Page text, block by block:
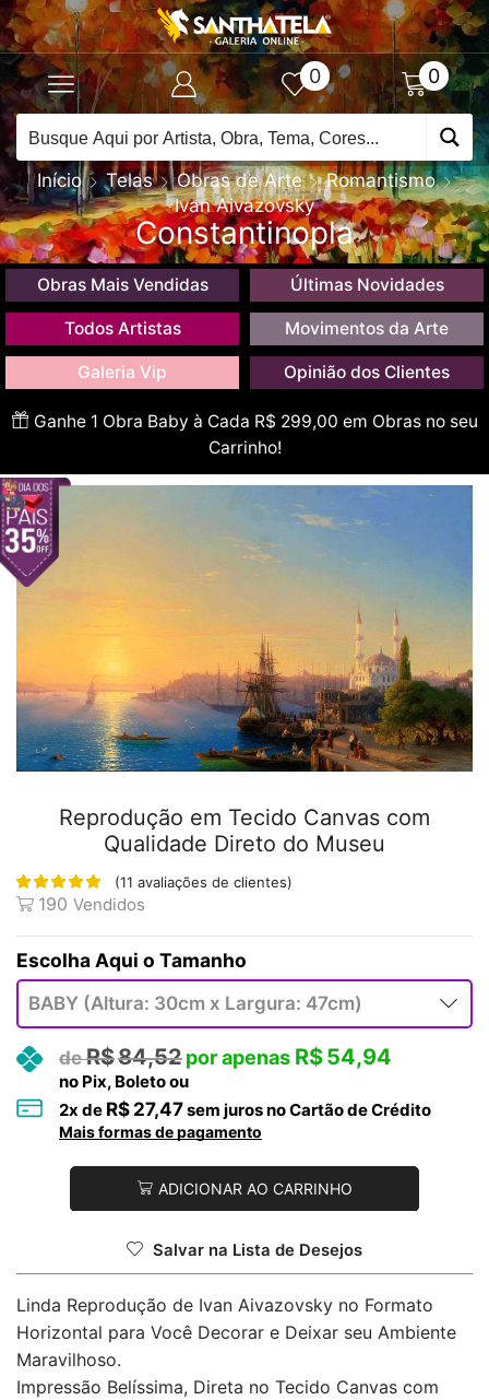
0 0
Início Telas Obras de Arte
Romantismo
Ivan Aivazovsky
Constantinopla
Obras Mais Vendidas Últimas Novidades
Todos Artistas Movimentos da Arte
Galeria Vip Opinião dos Clientes
Ganhe 1 Obra Baby à Cada R$ 299,00 em Obras no seu
Carrinho!
Reprodução em Tecido Canvas com
Qualidade Direto do Museu
(11 avaliações de clientes)
190 Vendidos
Tamanho
R$84,52 R$54,94
no Pix, Boleto ou
2x de R$ 27,47sem juros no Cartão de Crédito
Mais formas de pagamento
ADICIONAR AO CARRINHO
Salvar na Lista de Desejos
Linda Reprodução de Ivan Aivazovsky no Formato
Horizontal para Você Decorar e Deixar seu Ambiente
Maravilhoso.
Impressão Belíssima, Direta no Tecido Canvas com